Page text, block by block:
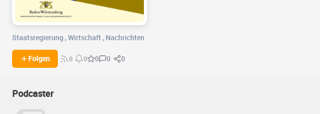
Staatsregierung ,Wirtschaft , Nachrichten
Folgen 0 0 0 0 0
Podcaster